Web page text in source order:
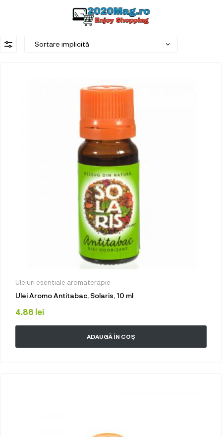
Uleiuri esentiale aromaterapie
Ulei Aromo Antitabac, Solaris, 10 ml
4.88 lei
ADAUGĂ ÎN COȘ